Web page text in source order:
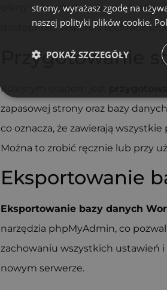
oferty różnych dostawców
dostępność wsparcia
Przygotowanie
Kolejnym etapem jest
zapasowej strony oraz bazy
co oznacza, że zawierają
Można to zrobić ręcznie lub przy
Eksportowanie
Eksportowanie bazy danych
narzędzia phpMyAdmin, co
zachowaniu wszystkich ustawień
nowym serwerze.
strony, wyrażasz zgodę na
naszej polityki plików cookie.
POKAŻ SZCZEGÓŁY